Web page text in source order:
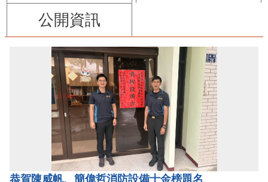
公開資訊
恭賀陳威帆、簡偉哲消防設備士金榜題名